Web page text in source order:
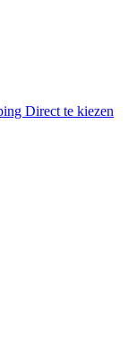
Direct te kiezen